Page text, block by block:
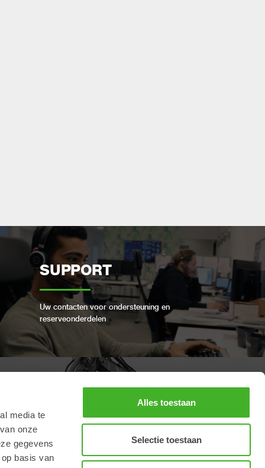
media te
onze
gegevens
basis van
Alles toestaan
Selectie toestaan
SUPPORT
Uw contacten voor ondersteuning en
reserveonderdelen
BOEK EEN VOLLEDIGE
REVISIE
Houd uw Steelwrist in goede staat